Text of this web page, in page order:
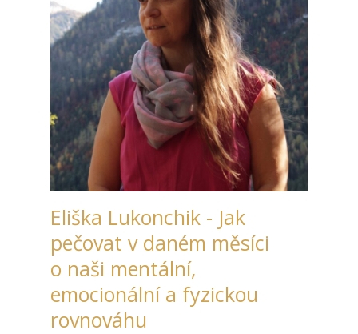
Eliška Lukonchik - Jak
pečovat v daném měsíci
o naši mentální,
emocionální a fyzickou
rovnováhu